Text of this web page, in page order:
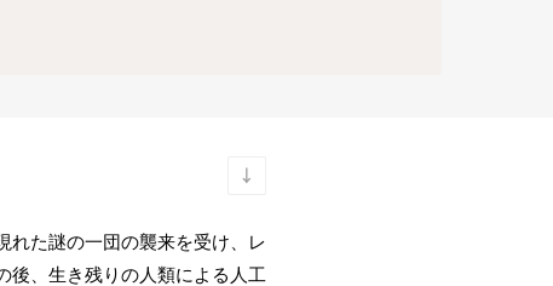
れた謎の一団の襲来を受け、レ
後、生き残りの人類による人工